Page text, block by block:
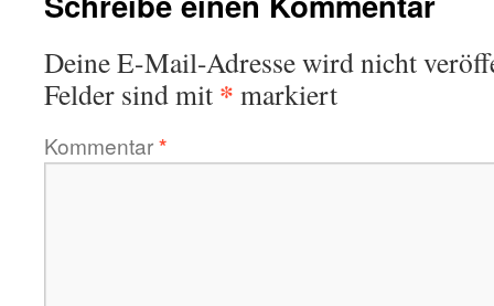
Deine E-Mail-Adresse wird nicht
Felder sind mit * markiert
Kommentar*